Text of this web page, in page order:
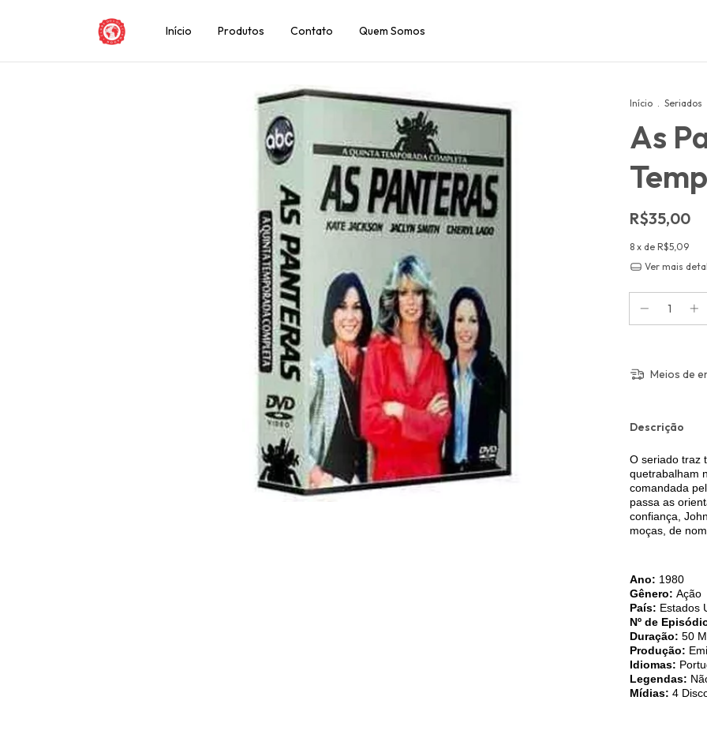
Início Produtos Contato Quem Somos
Início . Seriados
As
R$35,00
8 x de R$5,09
Ver mais
Meios de
Descrição
O seriado traz
quetrabalham
comandada
passa as
confiança,
moças, de
Ano: 1980
Gênero: Ação
País: Estados
Nº de
Duração: 50
Produção:
Idiomas:
Legendas:
Mídias: 4